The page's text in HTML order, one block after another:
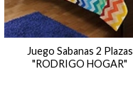
Juego Sabanas 2 Plazas
"RODRIGO HOGAR"